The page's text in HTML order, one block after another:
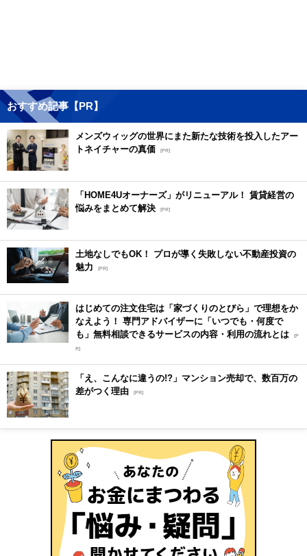
おすすめ記事【PR】
メンズウィッグの世界にまた新たな技術を投入したアー
トネイチャーの真価 [PR]
「HOME4Uオーナーズ」がリニューアル！ 賃貸経営の
悩みをまとめて解決 [PR]
土地なしでもOK！ プロが導く失敗しない不動産投資の
魅力
[PR]
はじめての注文住宅は「家づくりのとびら」で理想をか
なえよう！ 専門アドバイザーに「いつでも・何度で
も」無料相談できるサービスの内容・利用の流れとは [P
R]
「え、こんなに違うの!?」マンション売却で、数百万の
差がつく理由 [PR]